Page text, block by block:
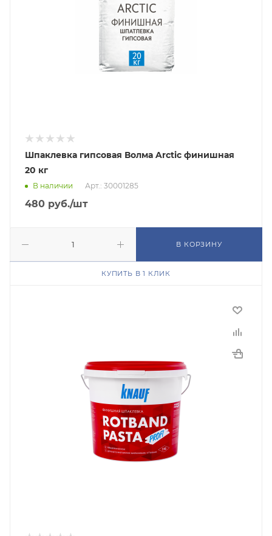
Шпаклевка гипсовая Волма Arctiс финишная
20 кг
В наличии Арт.: 30001285
480 руб./шт
В КОРЗИНУ
КУПИТЬ В 1 КЛИК